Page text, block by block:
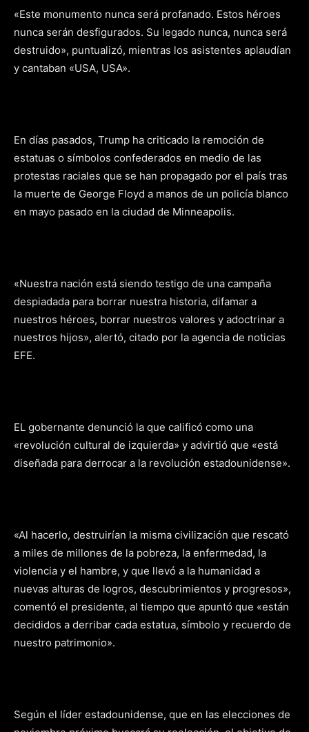
«Este monumento nunca será profanado. Estos héroes
nunca serán desfigurados. Su legado nunca, nunca será
destruido», puntualizó, mientras los asistentes aplaudían
y cantaban «USA, USA».
En días pasados, Trump ha criticado la remoción de
estatuas o símbolos confederados en medio de las
protestas raciales que se han propagado por el país tras
la muerte de George Floyd a manos de un policía blanco
en mayo pasado en la ciudad de Minneapolis.
«Nuestra nación está siendo testigo de una campaña
despiadada para borrar nuestra historia, difamar a
nuestros héroes, borrar nuestros valores y adoctrinar a
nuestros hijos», alertó, citado por la agencia de noticias
EFE.
EL gobernante denunció la que calificó como una
«revolución cultural de izquierda» y advirtió que «está
diseñada para derrocar a la revolución estadounidense».
«Al hacerlo, destruirían la misma civilización que rescató
a miles de millones de la pobreza, la enfermedad, la
violencia y el hambre, y que llevó a la humanidad a
nuevas alturas de logros, descubrimientos y progresos»,
comentó el presidente, al tiempo que apuntó que «están
decididos a derribar cada estatua, símbolo y recuerdo de
nuestro patrimonio».
Según el líder estadounidense, que en las elecciones de